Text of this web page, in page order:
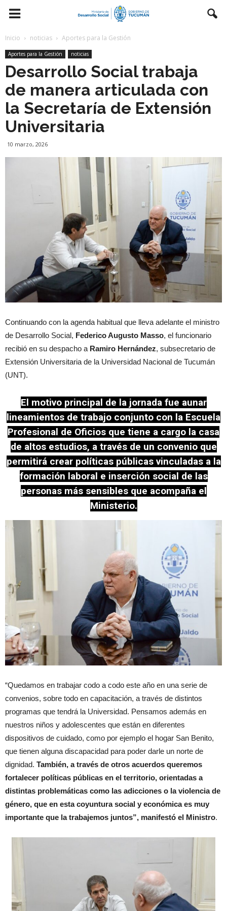
Inicio noticias Aportes para la Gestión
Aportes para la Gestión noticias
Desarrollo Social trabaja
de manera articulada con
la Secretaría de Extensión
Universitaria
10 marzo, 2026
Continuando con la agenda habitual que lleva adelante el ministro
de Desarrollo Social, Federico Augusto Masso, el funcionario
recibió en su despacho a Ramiro Hernández, subsecretario de
Extensión Universitaria de la Universidad Nacional de Tucumán
(UNT).
El motivo principal de la jornada fue aunar
lineamientos de trabajo conjunto con la Escuela
Profesional de Oficios que tiene a cargo la casa
de altos estudios, a través de un convenio que
permitirá crear políticas públicas vinculadas a la
formación laboral e inserción social de las
personas más sensibles que acompaña el
Ministerio.
“Quedamos en trabajar codo a codo este año en una serie de
convenios, sobre todo en capacitación, a través de distintos
programas que tendrá la Universidad. Pensamos además en
nuestros niños y adolescentes que están en diferentes
dispositivos de cuidado, como por ejemplo el hogar San Benito,
que tienen alguna discapacidad para poder darle un norte de
dignidad. También, a través de otros acuerdos queremos
fortalecer políticas públicas en el territorio, orientadas a
distintas problemáticas como las adicciones o la violencia de
género, que en esta coyuntura social y económica es muy
importante que la trabajemos juntos”, manifestó el Ministro.